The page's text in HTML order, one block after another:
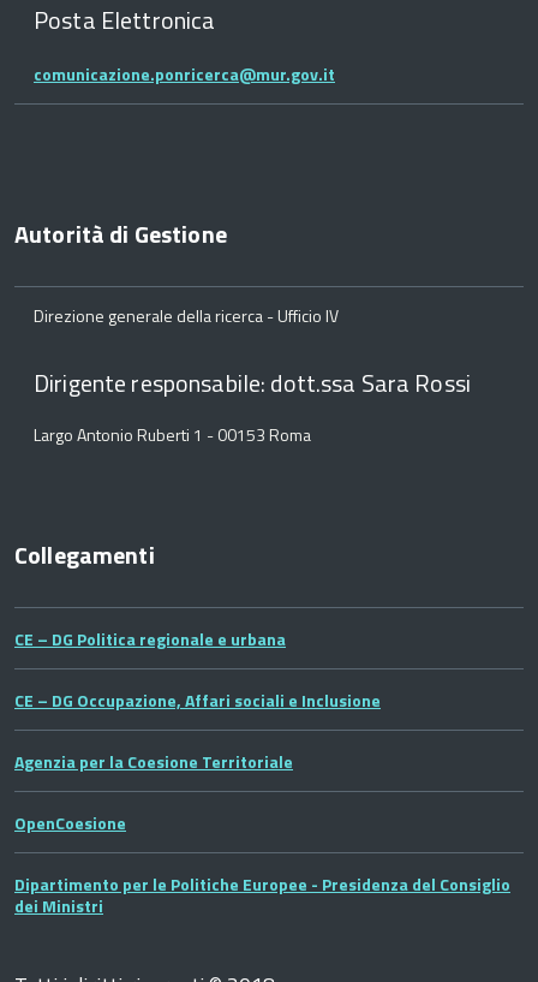
Posta Elettronica
comunicazione.ponricerca@mur.gov.it
Autorità di Gestione
Direzione generale della ricerca - Ufficio IV
Dirigente responsabile: dott.ssa Sara Rossi
Largo Antonio Ruberti 1 - 00153 Roma
Collegamenti
CE – DG Politica regionale e urbana
CE – DG Occupazione, Affari sociali e Inclusione
Agenzia per la Coesione Territoriale
OpenCoesione
Dipartimento per le Politiche Europee - Presidenza del Consiglio
dei Ministri